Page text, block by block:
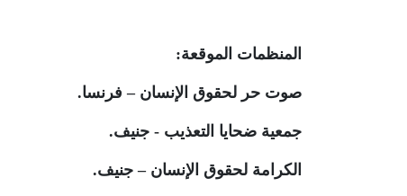
المنظمات الموقعة:
صوت حر لحقوق الإنسان – فرنسا.
جمعية ضحايا التعذيب - جنيف.
الكرامة لحقوق الإنسان – جنيف.